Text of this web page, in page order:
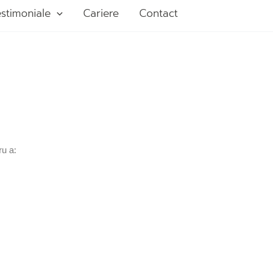
Cariere Contact
a: